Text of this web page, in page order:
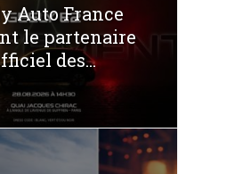
Auto France
le partenaire
des...